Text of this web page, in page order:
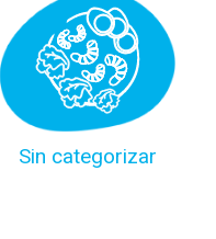
Sin categorizar